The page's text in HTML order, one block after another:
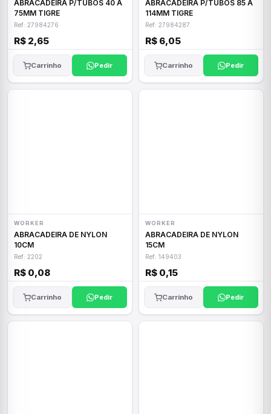
ABRACADEIRA P/TUBOS 40 A
75MM TIGRE
Ref: 27984276
R$ 2,65
Carrinho Pedir
ABRACADEIRA P/TUBOS 85 A
114MM TIGRE
Ref: 27984287
R$ 6,05
Carrinho Pedir
WORKER
ABRACADEIRA DE NYLON
10CM
Ref: 2202
R$ 0,08
Carrinho Pedir
WORKER
ABRACADEIRA DE NYLON
15CM
Ref: 149403
R$ 0,15
Carrinho Pedir